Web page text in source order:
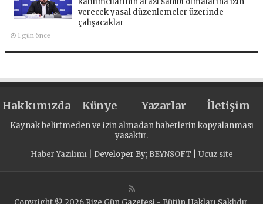
verecek yasal düzenlemeler üzerinde
çalışacaklar
1 gün önce
Hakkımızda Künye Yazarlar İletişim
Kaynak belirtmeden ve izin almadan haberlerin kopyalanması
yasaktır.
Haber Yazılımı| Developer By; BEYNSOFT Ucuz site